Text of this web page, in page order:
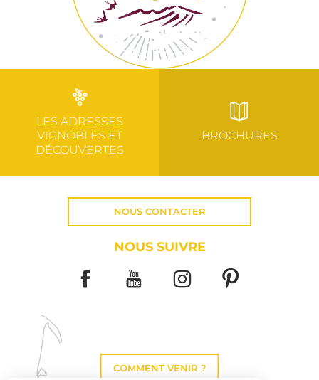
LES ADRESSES
VIGNOBLES ET
DÉCOUVERTES
BROCHURES
NOUS CONTACTER
NOUS SUIVRE
COMMENT VENIR ?